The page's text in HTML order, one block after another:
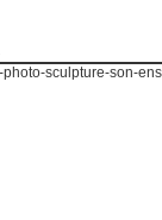
sculpture-son-